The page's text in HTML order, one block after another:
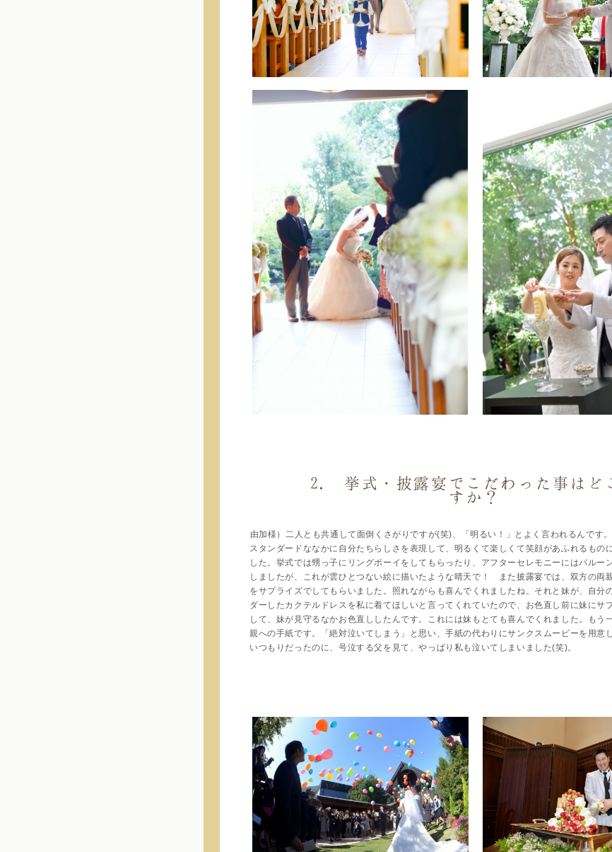
2. 挙式・披露宴でこだわった事はど
すか？
由加様）二人とも共通して面倒くさがりですが(笑)、「明るい！」とよく言われるんです
スタンダードななかに自分たちらしさを表現して、明るくて楽しくて笑顔があふれるもの
した。挙式では甥っ子にリングボーイをしてもらったり、アフターセレモニーにはバルー
しましたが、これが雲ひとつない絵に描いたような晴天で！ また披露宴では、双方の両
をサプライズでしてもらいました。照れながらも喜んでくれましたね。それと妹が、自分
ダーしたカクテルドレスを私に着てほしいと言ってくれていたので、お色直し前に妹にサ
して、妹が見守るなかお色直ししたんです。これには妹もとても喜んでくれました。もう
親への手紙です。「絶対泣いてしまう」と思い、手紙の代わりにサンクスムービーを用意
いつもりだったのに、号泣する父を見て、やっぱり私も泣いてしまいました(笑)。